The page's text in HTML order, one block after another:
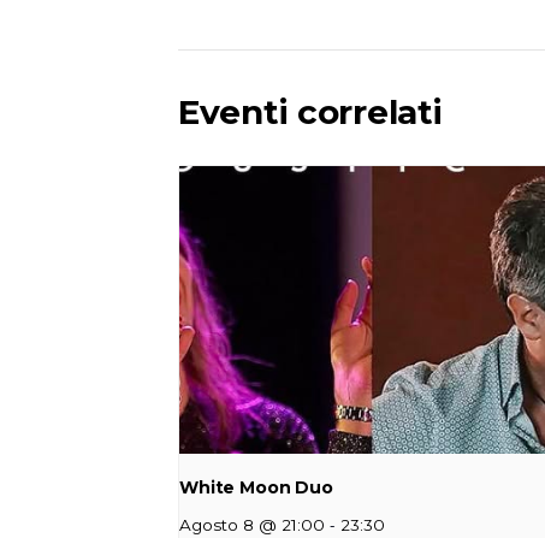
Eventi correlati
White Moon Duo
Agosto 8 @ 21:00 - 23:30